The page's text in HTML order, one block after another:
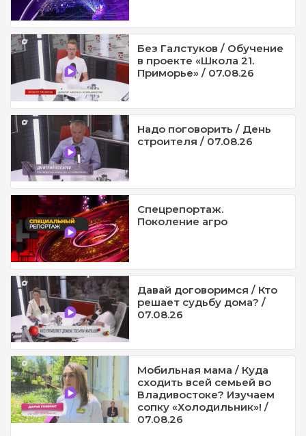
Без Галстуков / Обучение
в проекте «Школа 21.
Приморье» / 07.08.26
Надо поговорить / День
строителя / 07.08.26
Спецрепортаж.
Поколение агро
Давай договоримся / Кто
решает судьбу дома? /
07.08.26
Мобильная мама / Куда
сходить всей семьей во
Владивостоке? Изучаем
сопку «Холодильник»! /
07.08.26